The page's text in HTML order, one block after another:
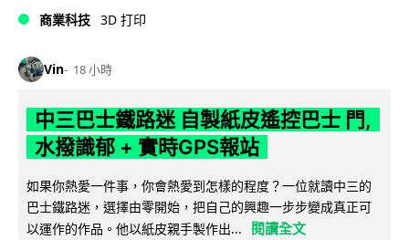
商業科技 3D 打印
Vin 18 小時
中三巴士鐵路迷 自製紙皮遙控巴士 門,
水撥識郁 + 實時GPS報站
如果你熱愛一件事，你會熱愛到怎樣的程度？一位就讀中三的
巴士鐵路迷，選擇由零開始，把自己的興趣一步步變成真正可
以運作的作品。他以紙皮親手製作出...
閱讀全文